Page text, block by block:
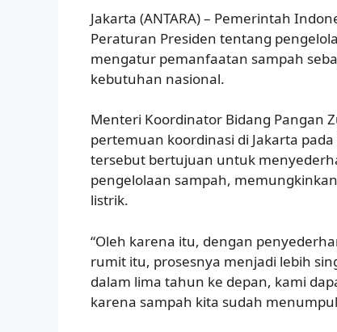
Jakarta (ANTARA) – Pemerintah
Peraturan Presiden tentang
mengatur pemanfaatan sampah
kebutuhan nasional.
Menteri Koordinator Bidang Pangan
pertemuan koordinasi di Jakarta
tersebut bertujuan untuk
pengelolaan sampah,
listrik.
“Oleh karena itu, dengan
rumit itu, prosesnya menjadi lebih
dalam lima tahun ke depan, kami
karena sampah kita sudah